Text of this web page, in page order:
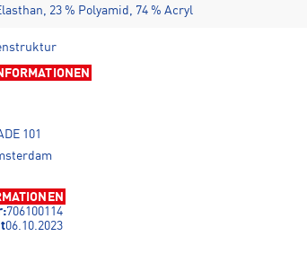
23 % Polyamid, 74 % Acryl
101
706100114
06.10.2023